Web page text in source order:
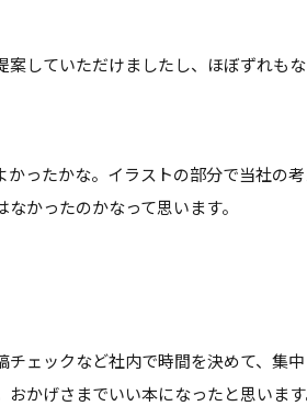
していただけましたし、ほぼずれも
ったかな。イラストの部分で当社の
かったのかなって思います。
チェックなど社内で時間を決めて、集
かげさまでいい本になったと思います